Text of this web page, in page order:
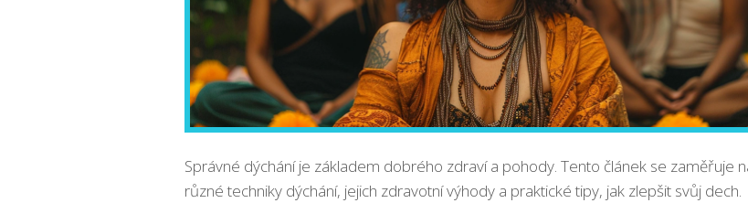
Správné dýchání je základem dobrého zdraví a pohody. Tento článek se zaměřuje
různé techniky dýchání, jejich zdravotní výhody a praktické tipy, jak zlepšit svůj dech.